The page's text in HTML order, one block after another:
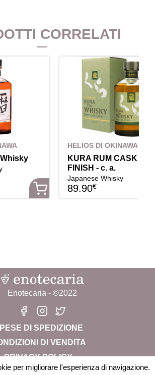
CORRELATI
HELIOS DI OKINAWA
KURA RUM CASK
FINISH - c. a.
Japanese Whisky
89.90€
Enotecaria - ©2022
DI SPEDIZIONE
DI VENDITA
PRIVACY POLICY
CHI SIAMO
per migliorare l'esperienza di navigazione.